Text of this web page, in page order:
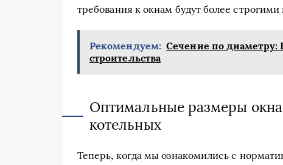
требования к окнам будут более
Рекомендуем: Сечение по диаметру:
строительства
Оптимальные размеры
котельных
Теперь, когда мы ознакомились с